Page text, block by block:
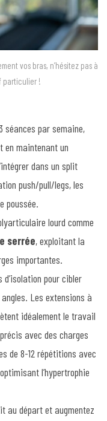
vos bras, n’hésitez pas à
particulier !
séances par semaine,
en maintenant un
dans un split
push/pull/legs, les
poussée.
lourd comme
serrée, exploitant la
importantes.
pour cibler
Les extensions à
idéalement le travail
avec des charges
de 8-12 répétitions avec
l’hypertrophie
au départ et augmentez